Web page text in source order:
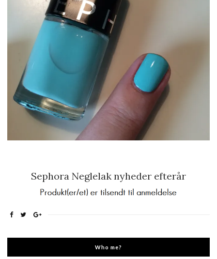
Sephora Neglelak nyheder efterår
Who me?